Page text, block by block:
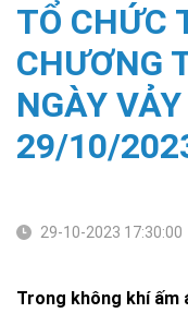
TỔ CHỨC
CHƯƠNG
NGÀY
29/10/
29-10-2023 17:30:00
Trong không khí ấm